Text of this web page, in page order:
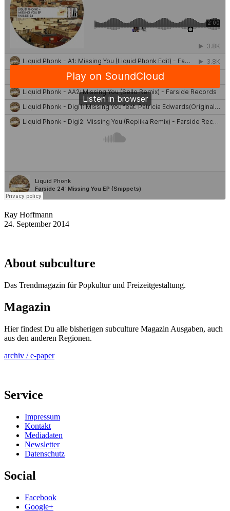
Ray Hoffmann
24. September 2014
About subculture
Das Trendmagazin für Popkultur und Freizeitgestaltung.
Magazin
Hier findest Du alle bisherigen subculture Magazin Ausgaben, auch
aus den anderen Regionen.
archiv / e-paper
Service
Impressum
Kontakt
Mediadaten
Newsletter
Datenschutz
Social
Facebook
Google+